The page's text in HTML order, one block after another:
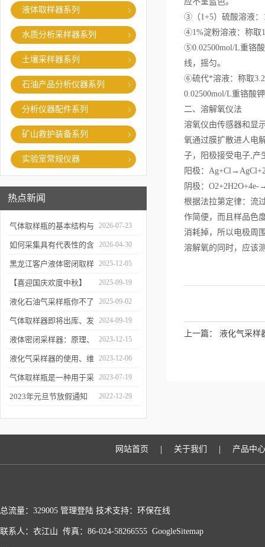
液体取样器系列
水质分析采样器系列
土壤采样器系列
石油产品分析仪器系列
分析仪器配件系列
矿山救护装备系列
实验室常规仪器
热点新闻
气体取样瓶的基本结构与
工作逻辑是什么？
2026-07-23
如何采集具有代表性的含
油水样？——石油类采水
器原理与使用
2026-04-30
黑龙江客户液体密闭取样
器项目顺利交付
2025-12-05
【喜迎国庆欢度中秋】
2025年国庆中秋放假通知
2025-09-19
液化石油气采样瓶你不了
解的知识！
2025-09-02
气体取样器即将出库、发
货！
2024-09-19
液体密闭采样器：原理、
应用和优势
2023-12-15
液化气采样器的使用、维
护与优化
2023-12-06
气体取样瓶是一种用于采
集、贮存和分析气体样品
2023-07-19
2023年元旦节放假通知 2022-12-29
③（1+5）硫酸溶液：
④1%淀粉溶液：称取
⑤0.02500mol/L重铬
线，摇匀。
⑥硫代*溶液：称取
0.02500mol/L重铬酸
二、溶解氧仪法
溶氧仪由传感器和显
氧通过膜扩散进人电
子，阳极接受电子,产
阳极：
阴极：O2+2H2O+4e-
根据法拉第定律：流
作简便，而且样品色
消耗掉，所以电极周
溶解氧的同时，应该
上一篇： 液化气采样
网站首页 | 关于我们 | 产品中心
总流量：329005 管理登陆 技术支持： 环保在线
联系人：衣江山 传真：86-024-58266555 GoogleSitemap